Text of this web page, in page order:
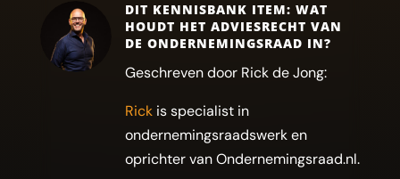
DIT KENNISBANK ITEM: WAT
HOUDT HET ADVIESRECHT VAN
DE ONDERNEMINGSRAAD IN?
Geschreven door Rick de Jong:
Rickis specialist in
ondernemingsraadswerk en
oprichter van Ondernemingsraad.nl.